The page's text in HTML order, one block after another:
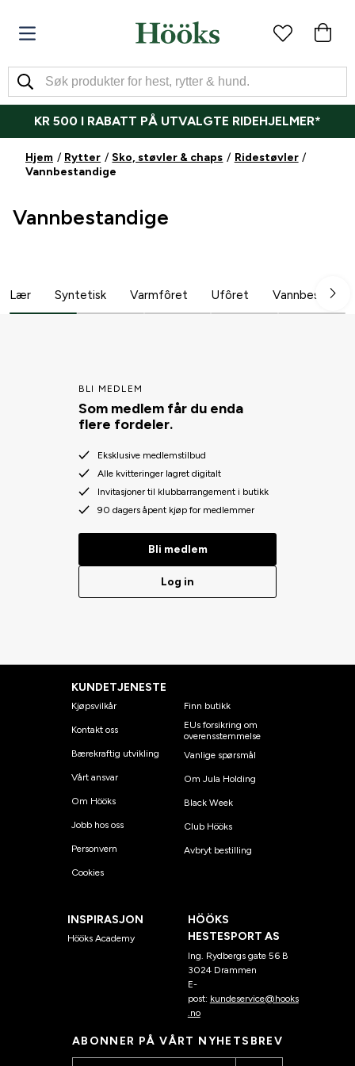
KR 500 I RABATT PÅ UTVALGTE RIDEHJELMER*
Hjem Rytter Sko, støvler & chaps
Ridestøvler
Vannbestandige
Vannbestandige
Lær Syntetisk Varmfôret Ufôret
BLI MEDLEM
Som medlem får du enda
flere fordeler.
Eksklusive medlemstilbud
Alle kvitteringer lagret digitalt
Invitasjoner til klubbarrangement i butikk
90 dagers åpent kjøp for medlemmer
Bli medlem
Log in
KUNDETJENESTE
Kjøpsvilkår
Kontakt oss
Bærekraftig utvikling
Vårt ansvar
Om Hööks
Jobb hos oss
Personvern
Cookies
Finn butikk
EUs forsikring om
overensstemmelse
Vanlige spørsmål
Om Jula Holding
Black Week
Club Hööks
Avbryt bestilling
INSPIRASJON
Hööks Academy
HÖÖKS
HESTESPORT AS
Ing. Rydbergs gate 56 B
3024 Drammen
E-
post: kundeservice@hooks
.no
ABONNER PÅ VÅRT NYHETSBREV